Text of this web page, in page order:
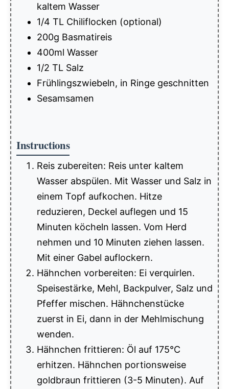
kaltem Wasser
1/4 TL Chiliflocken (optional)
200g Basmatireis
400ml Wasser
1/2 TL Salz
Frühlingszwiebeln, in Ringe geschnitten
Sesamsamen
Instructions
Reis zubereiten: Reis unter kaltem
Wasser abspülen. Mit Wasser und Salz in
einem Topf aufkochen. Hitze
reduzieren, Deckel auflegen und 15
Minuten köcheln lassen. Vom Herd
nehmen und 10 Minuten ziehen lassen.
Mit einer Gabel auflockern.
Hähnchen vorbereiten: Ei verquirlen.
Speisestärke, Mehl, Backpulver, Salz und
Pfeffer mischen. Hähnchenstücke
zuerst in Ei, dann in der Mehlmischung
wenden.
Hähnchen frittieren: Öl auf 175°C
erhitzen. Hähnchen portionsweise
goldbraun frittieren (3-5 Minuten). Auf